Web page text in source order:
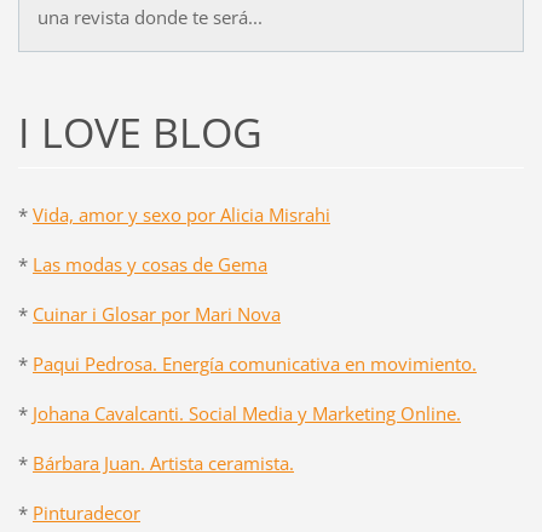
una revista donde te será...
I LOVE BLOG
* Vida, amor y sexo por Alicia Misrahi
* Las modas y cosas de Gema
* Cuinar i Glosar por Mari Nova
* Paqui Pedrosa. Energía comunicativa en movimiento.
* Johana Cavalcanti. Social Media y Marketing Online.
* Bárbara Juan. Artista ceramista.
* Pinturadecor